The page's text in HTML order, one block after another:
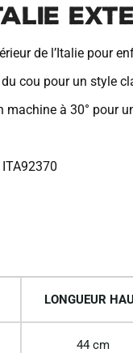
de l’Italie pour
cou pour un style
machine à 30° pour
LONGUEUR
44 cm